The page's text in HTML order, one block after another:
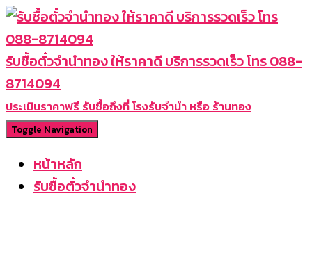
รับซื้อตั๋วจำนำทอง ให้ราคาดี บริการรวดเร็ว โทร 088-
8714094
ประเมินราคาฟรี รับซื้อถึงที่ โรงรับจำนำ หรือ ร้านทอง
Toggle Navigation
หน้าหลัก
รับซื้อตั๋วจำนำทอง